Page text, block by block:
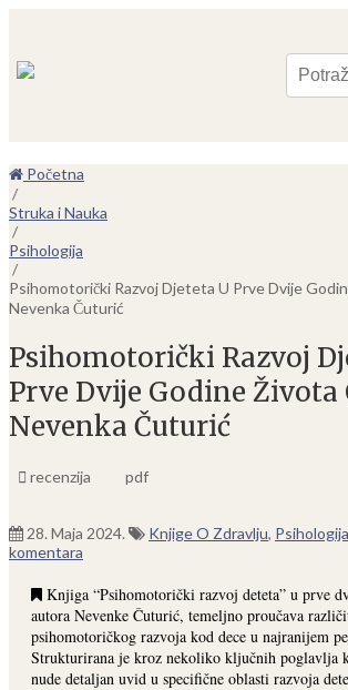
Početna
/
Struka i Nauka
/
Psihologija
/
Psihomotorički Razvoj Djeteta U Prve Dvije
Nevenka Čuturić
Psihomotorički Razvoj
Prve Dvije Godine Života
Nevenka Čuturić
recenzija pdf
28. Maja 2024. Knjige O Zdravlju, Psihologija
komentara
Knjiga “Psihomotorički razvoj deteta” u prve
autora Nevenke Čuturić, temeljno proučava
psihomotoričkog razvoja kod dece u najranijem
Strukturirana je kroz nekoliko ključnih poglavlja
nude detaljan uvid u specifične oblasti razvoja